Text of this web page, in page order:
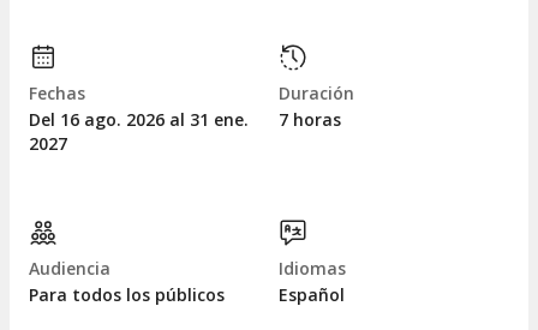
Fechas
Del 16 ago. 2026 al 31 ene.
2027
Duración
7 horas
Audiencia
Para todos los públicos
Idiomas
Español